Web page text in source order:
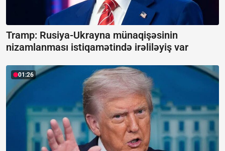
Tramp: Rusiya-Ukrayna münaqişəsinin
nizamlanması istiqamətində irəliləyiş var
01:26